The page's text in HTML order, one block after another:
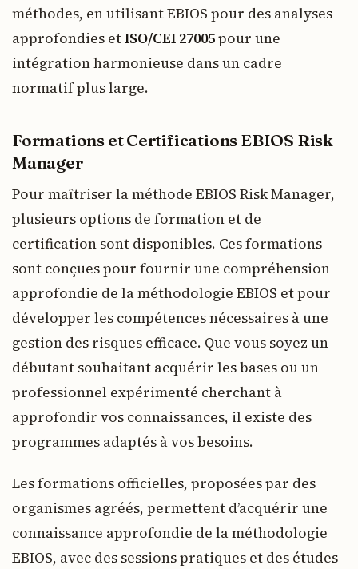
méthodes, en utilisant EBIOS pour des analyses
approfondies etISO/CEI 27005pour une
intégration harmonieuse dans un cadre
normatif plus large.
Formations et Certifications EBIOS Risk
Manager
Pour maîtriser la méthode EBIOS Risk Manager,
plusieurs options de formation et de
certification sont disponibles. Ces formations
sont conçues pour fournir une compréhension
approfondie de la méthodologie EBIOS et pour
développer les compétences nécessaires à une
gestion des risques efficace. Que vous soyez un
débutant souhaitant acquérir les bases ou un
professionnel expérimenté cherchant à
approfondir vos connaissances, il existe des
programmes adaptés à vos besoins.
Les formations officielles, proposées par des
organismes agréés, permettent d’acquérir une
connaissance approfondie de la méthodologie
EBIOS, avec des sessions pratiques et des études